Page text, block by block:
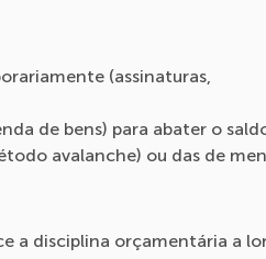
(assinaturas,
de bens) para abater o
avalanche) ou das de
a disciplina orçamentária a